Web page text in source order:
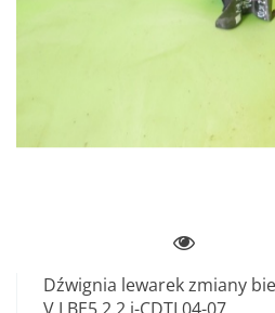
Dźwignia lewarek zmiany